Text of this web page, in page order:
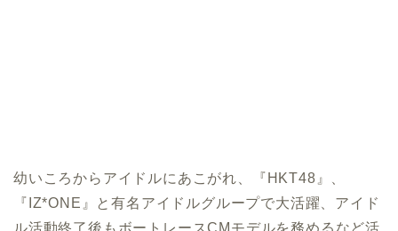
幼いころからアイドルにあこがれ、『HKT48』、
『IZ*ONE』と有名アイドルグループで大活躍、アイド